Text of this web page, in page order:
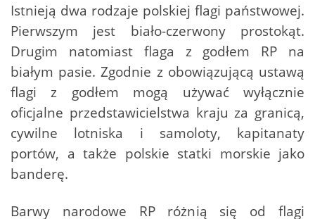
Istnieją dwa rodzaje polskiej flagi państwowej.
Pierwszym jest biało-czerwony prostokąt.
Drugim natomiast flaga z godłem RP na
białym pasie. Zgodnie z obowiązującą ustawą
flagi z godłem mogą używać wyłącznie
oficjalne przedstawicielstwa kraju za granicą,
cywilne lotniska i samoloty, kapitanaty
portów, a także polskie statki morskie jako
banderę.
Barwy narodowe RP różnią się od flagi